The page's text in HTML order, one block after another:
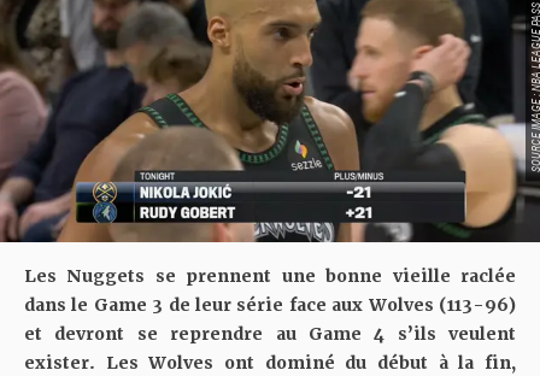
SOURCE
Les Nuggets se prennent une bonne vieille raclée
dans le Game 3 de leur série face aux Wolves (113-96)
et devront se reprendre au Game 4 s’ils veulent
exister. Les Wolves ont dominé du début à la fin,